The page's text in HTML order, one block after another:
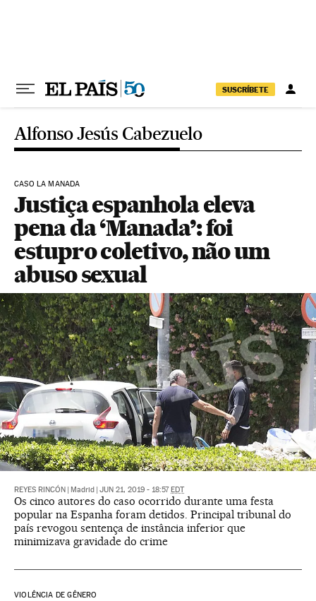
SUSCRÍBETE
Alfonso Jesús Cabezuelo
CASO LA MANADA
Justiça espanhola eleva
pena da ‘Manada’: foi
estupro coletivo, não um
abuso sexual
REYES RINCÓN Madrid JUN 21, 2019 - 18:57 EDT
Os cinco autores do caso ocorrido durante uma festa
popular na Espanha foram detidos. Principal tribunal do
país revogou sentença de instância inferior que
minimizava gravidade do crime
VIOLÊNCIA DE GÊNERO